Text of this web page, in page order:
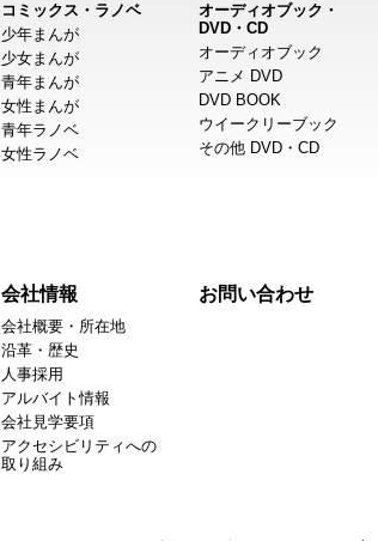
コミックス・ラノベ
少年まんが
少女まんが
青年まんが
女性まんが
青年ラノベ
女性ラノベ
オーディオブック・
DVD・CD
オーディオブック
アニメ DVD
DVD BOOK
ウイークリーブック
その他 DVD・CD
会社情報
会社概要・所在地
沿革・歴史
人事採用
アルバイト情報
会社見学要項
アクセシビリティへの
取り組み
お問い合わせ